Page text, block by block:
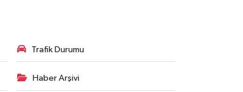
Trafik Durumu
Haber Arşivi